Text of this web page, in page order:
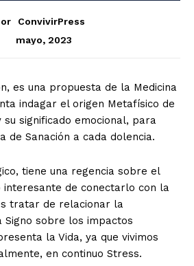
ConvivirPress
mayo, 2023
es una propuesta de la Medicina
indagar el origen Metafísico de
significado emocional, para
de Sanación a cada dolencia.
tiene una regencia sobre el
interesante de conectarlo con la
tratar de relacionar la
Signo sobre los impactos
la Vida, ya que vivimos
en continuo Stress.